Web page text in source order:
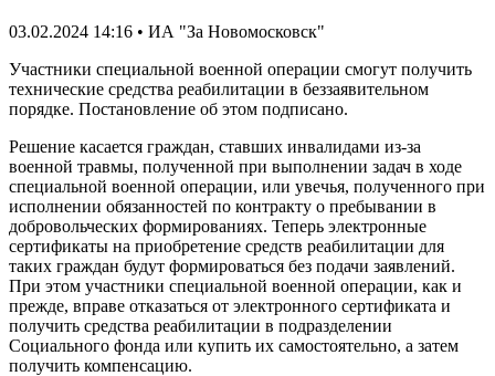
03.02.2024 14:16 • ИА "За Новомосковск"
Участники специальной военной операции смогут получить
технические средства реабилитации в беззаявительном
порядке. Постановление об этом подписано.
Решение касается граждан, ставших инвалидами из-за
военной травмы, полученной при выполнении задач в ходе
специальной военной операции, или увечья, полученного при
исполнении обязанностей по контракту о пребывании в
добровольческих формированиях. Теперь электронные
сертификаты на приобретение средств реабилитации для
таких граждан будут формироваться без подачи заявлений.
При этом участники специальной военной операции, как и
прежде, вправе отказаться от электронного сертификата и
получить средства реабилитации в подразделении
Социального фонда или купить их самостоятельно, а затем
получить компенсацию.